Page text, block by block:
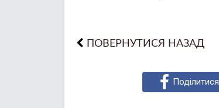
ПОВЕРНУТИСЯ НАЗАД
Поділитися